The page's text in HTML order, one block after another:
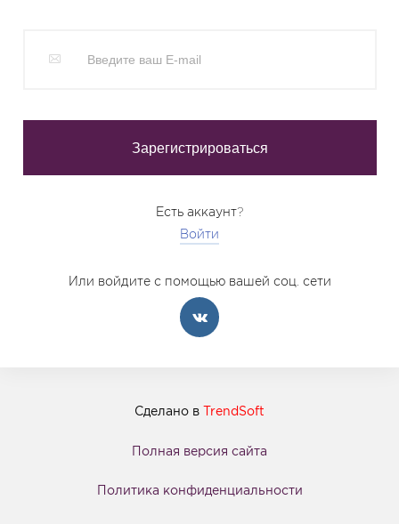
Есть аккаунт?
Войти
Или войдите с помощью вашей соц. сети
Сделано в TrendSoft
Полная версия сайта
Политика конфиденциальности